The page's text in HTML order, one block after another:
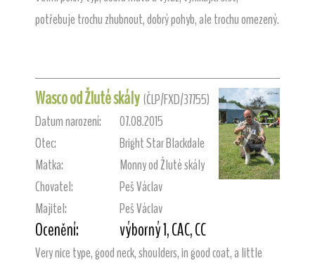
potřebuje trochu zhubnout, dobrý pohyb, ale trochu omezený.
Wasco od Žluté skály (ČLP/FXD/37755)
Datum narození:
07.08.2015
Otec:
Bright Star Blackdale
Matka:
Monny od Žluté skály
Chovatel:
Peš Václav
Majitel:
Peš Václav
Ocenění: výborný 1, CAC, CC
Very nice type, good neck, shoulders, in good coat, a little